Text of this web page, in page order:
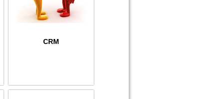
CRM